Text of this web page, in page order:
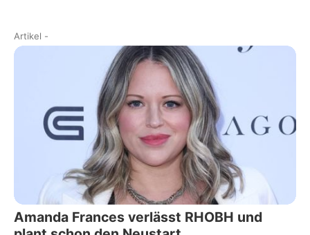
Artikel -
Amanda Frances verlässt RHOBH und